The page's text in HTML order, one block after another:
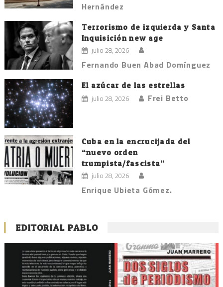
Hernández
Terrorismo de izquierda y Santa
Inquisición new age
julio 28, 2026
Fernando Buen Abad Domínguez
El azúcar de las estrellas
julio 28, 2026 Frei Betto
Cuba en la encrucijada del
“nuevo orden
trumpista/fascista”
julio 28, 2026
Enrique Ubieta Gómez.
EDITORIAL PABLO